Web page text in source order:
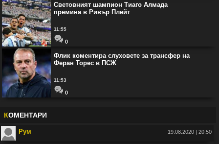
Световният шампион Тиаго Алмада
премина в Ривър Плейт
11:55
0
Флик коментира слуховете за трансфер на
Феран Торес в ПСЖ
11:53
0
КОМЕНТАРИ
Рум 19.08.2020 | 20:50